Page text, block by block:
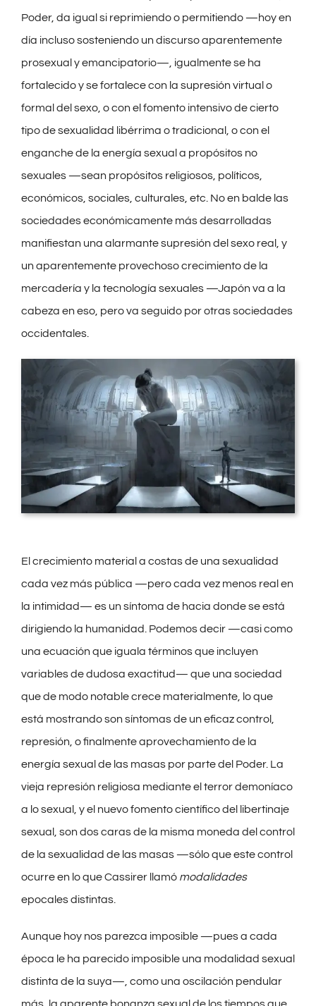
Poder, da igual si reprimiendo o permitiendo —hoy en
día incluso sosteniendo un discurso aparentemente
prosexual y emancipatorio—, igualmente se ha
fortalecido y se fortalece con la supresión virtual o
formal del sexo, o con el fomento intensivo de cierto
tipo de sexualidad libérrima o tradicional, o con el
enganche de la energía sexual a propósitos no
sexuales —sean propósitos religiosos, políticos,
económicos, sociales, culturales, etc. No en balde las
sociedades económicamente más desarrolladas
manifiestan una alarmante supresión del sexo real, y
un aparentemente provechoso crecimiento de la
mercadería y la tecnología sexuales —Japón va a la
cabeza en eso, pero va seguido por otras sociedades
occidentales.
El crecimiento material a costas de una sexualidad
cada vez más pública —pero cada vez menos real en
la intimidad— es un síntoma de hacia donde se está
dirigiendo la humanidad. Podemos decir —casi como
una ecuación que iguala términos que incluyen
variables de dudosa exactitud— que una sociedad
que de modo notable crece materialmente, lo que
está mostrando son síntomas de un eficaz control,
represión, o finalmente aprovechamiento de la
energía sexual de las masas por parte del Poder. La
vieja represión religiosa mediante el terror demoníaco
a lo sexual, y el nuevo fomento científico del libertinaje
sexual, son dos caras de la misma moneda del control
de la sexualidad de las masas —sólo que este control
ocurre en lo que Cassirer llamó modalidades
epocales distintas.
Aunque hoy nos parezca imposible —pues a cada
época le ha parecido imposible una modalidad sexual
distinta de la suya—, como una oscilación pendular